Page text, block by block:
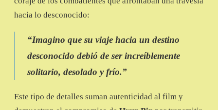
hacia lo desconocido:
“Imagino que su viaje hacia un destino
desconocido debió de ser increíblemente
solitario, desolado y frío.”
Este tipo de detalles suman autenticidad al film y